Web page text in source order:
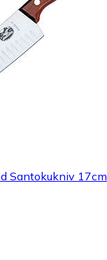
Santokukniv 17cm